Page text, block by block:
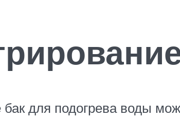
бак для подогрева воды